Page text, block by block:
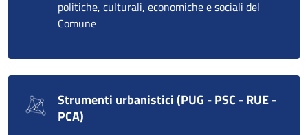
politiche, culturali, economiche e sociali del
Comune
Strumenti urbanistici (PUG - PSC - RUE -
PCA)